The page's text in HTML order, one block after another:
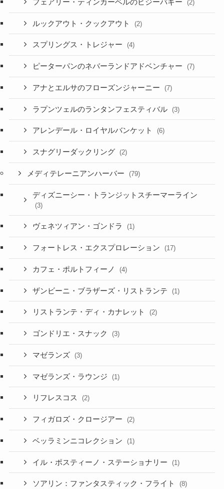
フェアリー・ティンカーベルのビジーバギー (2)
ルックアウト・クックアウト (2)
スプリングス・トレジャー (4)
ピーターパンのネバーランドアドベンチャー (7)
アナとエルサのフローズンジャーニー (7)
ラプンツェルのランタンフェスティバル (3)
アレンデール・ロイヤルバンケット (6)
スナグリーダックリング (2)
メディテレーニアンハーバー (79)
ディズニーシー・トランジットスチーマーライン
(3)
ヴェネツィアン・ゴンドラ (1)
フォートレス・エクスプロレーション (17)
カフェ・ポルトフィーノ (4)
ザンビーニ・ブラザーズ・リストランテ (1)
リストランテ・ディ・カナレット (2)
ゴンドリエ・スナック (3)
マゼランズ (3)
マゼランズ・ラウンジ (1)
リフレスコス (2)
フィガロズ・クロージアー (2)
ベッラミンニコレクション (1)
イル・ポスティーノ・ステーショナリー (1)
ソアリン：ファンタスティック・フライト (8)